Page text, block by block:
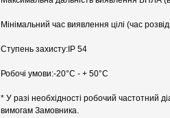
Мінімальний час виявлення цілі (час
Ступень захисту:ІР 54
Робочі умови:-20°С - + 50°С
* У разі необхідності робочий частотний
вимогам Замовника.